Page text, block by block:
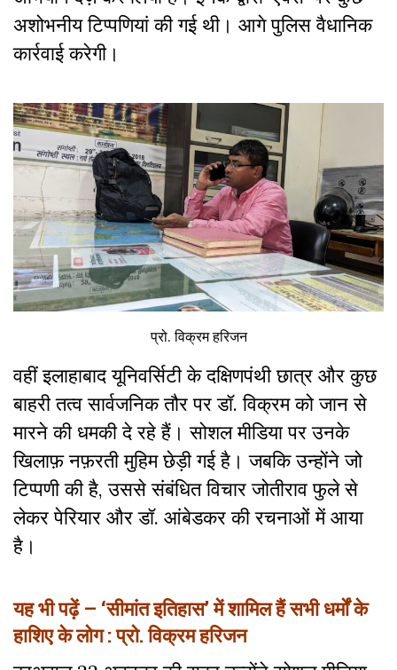
अशोभनीय टिप्पणियां की गई थी। आगे पुलिस वैधानिक
कार्रवाई करेगी।
प्रो. विक्रम हरिजन
वहीं इलाहाबाद यूनिवर्सिटी के दक्षिणपंथी छात्र और कुछ
बाहरी तत्व सार्वजनिक तौर पर डॉ. विक्रम को जान से
मारने की धमकी दे रहे हैं। सोशल मीडिया पर उनके
खिलाफ़ नफ़रती मुहिम छेड़ी गई है। जबकि उन्होंने जो
टिप्पणी की है, उससे संबंधित विचार जोतीराव फुले से
लेकर पेरियार और डॉ. आंबेडकर की रचनाओं में आया
है।
यह भी पढ़ें – ‘सीमांत इतिहास’ में शामिल हैं सभी धर्मों के
हाशिए के लोग : प्रो. विक्रम हरिजन